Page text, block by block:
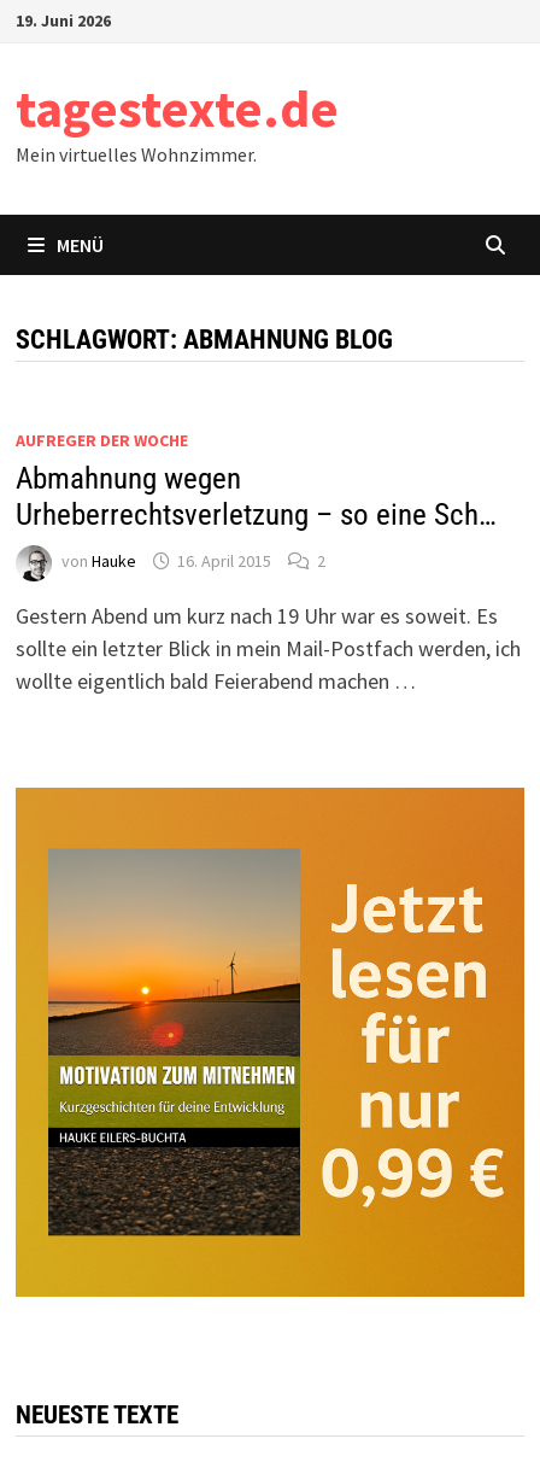
Zum19. Juni 2026
tagestexte.de
Mein virtuelles Wohnzimmer.
MENÜ
SCHLAGWORT: ABMAHNUNG BLOG
AUFREGER DER WOCHE
Abmahnung wegen
Urheberrechtsverletzung – so eine Sch…
von Hauke 16. April 2015 2
Gestern Abend um kurz nach 19 Uhr war es soweit. Es
sollte ein letzter Blick in mein Mail-Postfach werden, ich
wollte eigentlich bald Feierabend machen …
NEUESTE TEXTE